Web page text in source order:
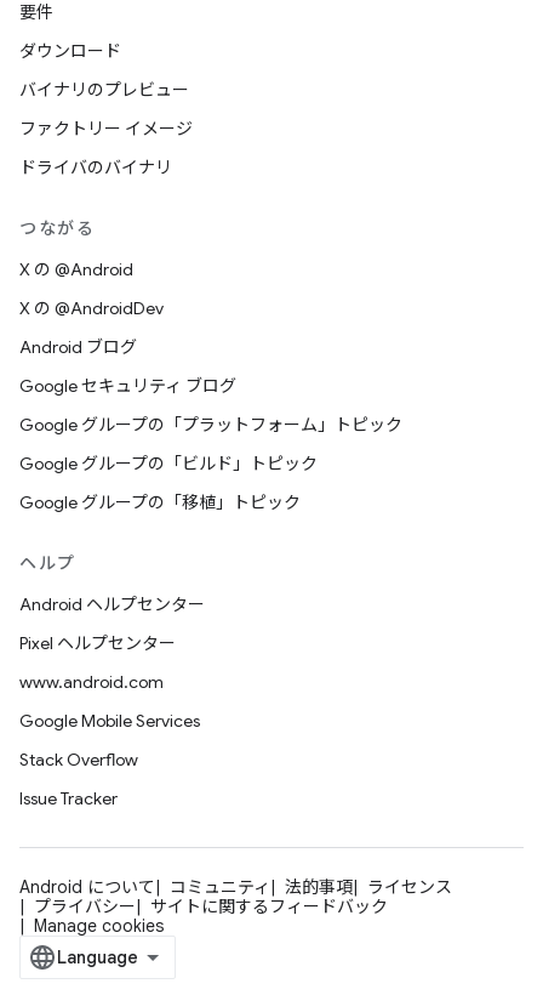
要件
ダウンロード
バイナリのプレビュー
ファクトリー イメージ
ドライバのバイナリ
つながる
X の @Android
X の @AndroidDev
Android ブログ
Google セキュリティ ブログ
Google グループの「プラットフォーム」トピック
Google グループの「ビルド」トピック
Google グループの「移植」トピック
ヘルプ
Android ヘルプセンター
Pixel ヘルプセンター
www.android.com
Google Mobile Services
Stack Overflow
Issue Tracker
Android について コミュニティ 法的事項
ライセンス
プライバシー
サイトに関するフィードバック
Manage cookies